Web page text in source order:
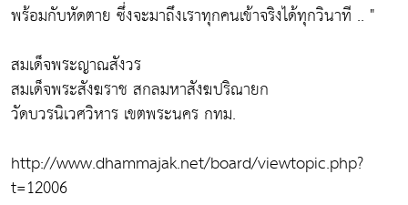
พร้อมกับหัดตาย ซึ่งจะมาถึงเราทุกคนเข้าจริงได้ทุกวินาที .. "
สมเด็จพระญาณสังวร
สมเด็จพระสังฆราช สกลมหาสังฆปริณายก
วัดบวรนิเวศวิหาร เขตพระนคร กทม.
http://www.dhammajak.net/board/viewtopic.php?
t=12006